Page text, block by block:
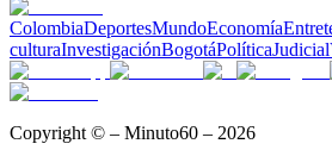
ColombiaDeportesMundoEconomía
culturaInvestigaciónBogotáPolíticaJudicial
Copyright © – Minuto60 – 2026